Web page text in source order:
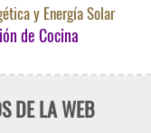
y Energía Solar
de Cocina
DE LA WEB